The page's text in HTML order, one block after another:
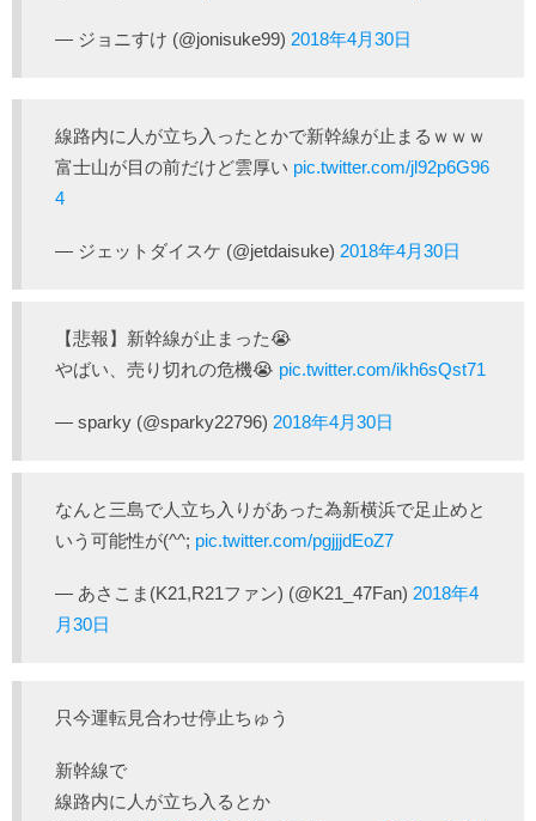
— ジョニすけ (@jonisuke99) 2018年4月30日
線路内に人が立ち入ったとかで新幹線が止まるｗｗｗ
富士山が目の前だけど雲厚い pic.twitter.com/jl92p6G96
4
— ジェットダイスケ (@jetdaisuke) 2018年4月30日
【悲報】新幹線が止まった😭
やばい、売り切れの危機😭 pic.twitter.com/ikh6sQst71
— sparky (@sparky22796) 2018年4月30日
なんと三島で人立ち入りがあった為新横浜で足止めと
いう可能性が(^^; pic.twitter.com/pgjjjdEoZ7
— あさこま(K21,R21ファン) (@K21_47Fan) 2018年4
月30日
只今運転見合わせ停止ちゅう
新幹線で
線路内に人が立ち入るとか